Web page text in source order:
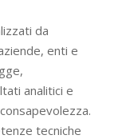
da
enti e
analitici e
tecniche